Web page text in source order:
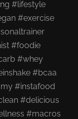
#lifestyle
#exercise
#foodie
#whey
#bcaa
#instafood
#delicious
#macros